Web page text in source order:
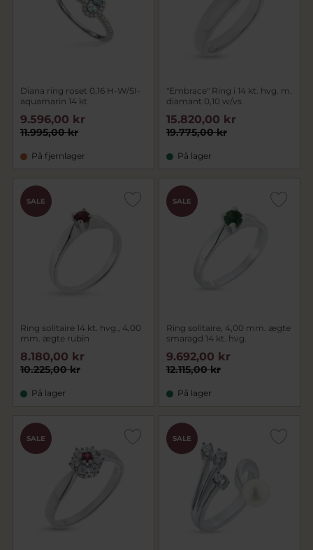
Diana ring roset 0,16 H-W/SI-
aquamarin 14 kt
11.995,00 kr
9.596,00 kr
På fjernlager
"Embrace" Ring i 14 kt. hvg. m.
diamant 0,10 w/vs
19.775,00 kr
15.820,00 kr
På lager
SALE
Ring solitaire 14 kt. hvg., 4,00
mm. ægte rubin
10.225,00 kr
8.180,00 kr
På lager
SALE
Ring solitaire, 4,00 mm. ægte
smaragd 14 kt. hvg.
12.115,00 kr
9.692,00 kr
På lager
SALE SALE